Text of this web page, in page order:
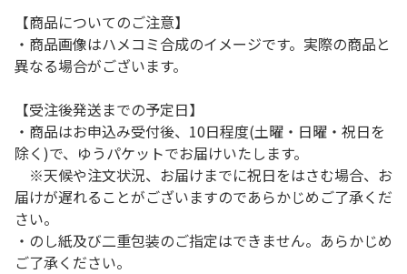
【商品についてのご注意】
・商品画像はハメコミ合成のイメージです。実際の商品と
異なる場合がございます。
【受注後発送までの予定日】
・商品はお申込み受付後、10日程度(土曜・日曜・祝日を
除く)で、ゆうパケットでお届けいたします。
※天候や注文状況、お届けまでに祝日をはさむ場合、お
届けが遅れることがございますのであらかじめご了承くだ
さい。
・のし紙及び二重包装のご指定はできません。あらかじめ
ご了承ください。